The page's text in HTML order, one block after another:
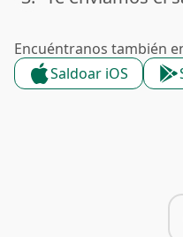
Encuéntranos también
Saldoar iOS